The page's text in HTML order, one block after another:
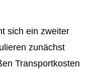
sich ein zweiter
zunächst
Transportkosten